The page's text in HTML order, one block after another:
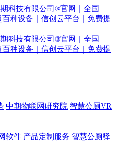
中期物联网研究院 智慧公厕VR
软件 产品定制服务 智慧公厕驿